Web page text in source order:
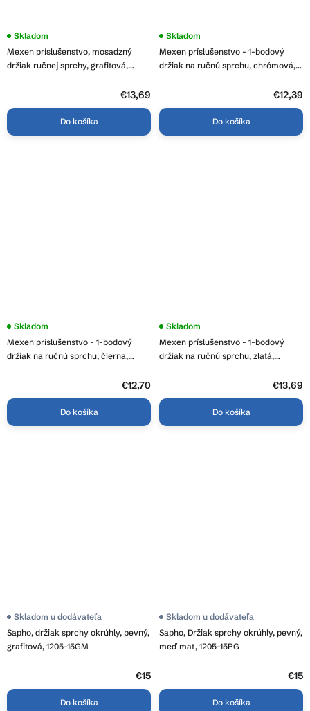
Mexen príslušenstvo, mosadzný
držiak ručnej sprchy, grafitová,
Skladom
€13,69
Do košíka
Mexen príslušenstvo - 1-bodový
držiak na ručnú sprchu, chrómová,
Skladom
€12,39
Do košíka
Mexen príslušenstvo - 1-bodový
držiak na ručnú sprchu, čierna,
Skladom
€12,70
Do košíka
Mexen príslušenstvo - 1-bodový
držiak na ručnú sprchu, zlatá,
Skladom
€13,69
Do košíka
Sapho, držiak sprchy okrúhly, pevný,
grafitová, 1205-15GM
Skladom u dodávateľa
€15
Do košíka
Sapho, Držiak sprchy okrúhly, pevný,
meď mat, 1205-15PG
Skladom u dodávateľa
€15
Do košíka